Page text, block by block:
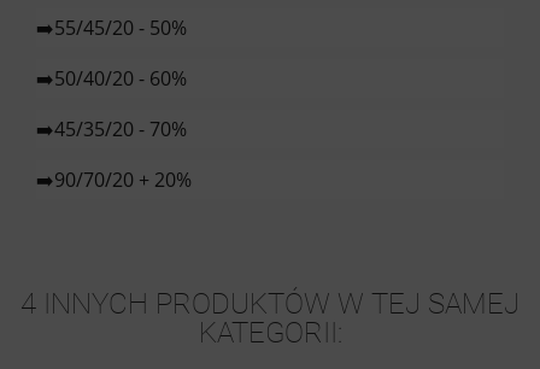
➡️55/45/20 - 50%
➡️50/40/20 - 60%
➡️45/35/20 - 70%
➡️90/70/20 + 20%
4 INNYCH PRODUKTÓW W TEJ SAMEJ
KATEGORII: